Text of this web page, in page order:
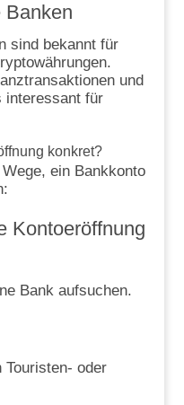
Banken
sind bekannt für
und
interessant für
konkret?
ein Bankkonto
Kontoeröffnung
Bank aufsuchen.
Touristen- oder